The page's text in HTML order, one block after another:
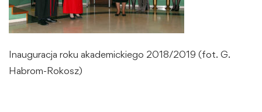
Inauguracja roku akademickiego 2018/2019 (fot. G.
Habrom-Rokosz)